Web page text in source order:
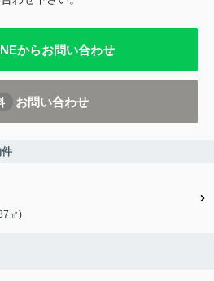
からお問い合わせ
お問い合わせ
㎡)